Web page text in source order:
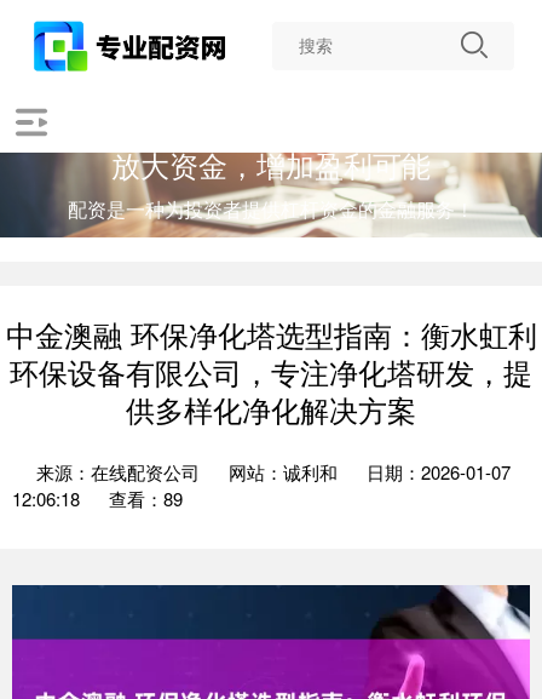
放大资金，增加盈利可能
配资是一种为投资者提供杠杆资金的金融服务！
中金澳融 环保净化塔选型指南：衡水虹利
环保设备有限公司，专注净化塔研发，提
供多样化净化解决方案
来源：在线配资公司 网站：诚利和
日期：2026-01-07
12:06:18
查看：89